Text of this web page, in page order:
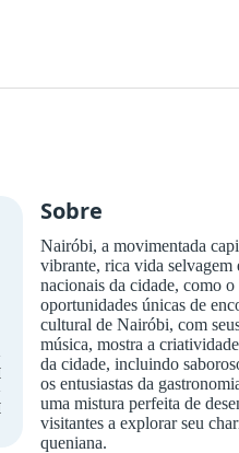
Sobre
Nairóbi, a movimentada
vibrante, rica vida selvagem
nacionais da cidade, como
oportunidades únicas de
cultural de Nairóbi, com
música, mostra a
da cidade, incluindo
os entusiastas da
uma mistura perfeita de
visitantes a explorar seu
queniana.